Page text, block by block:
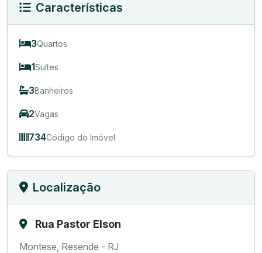
Características
3Quartos
1Suítes
3Banheiros
2Vagas
734Código do Imóvel
Localização
Rua Pastor Elson
Montese, Resende - RJ